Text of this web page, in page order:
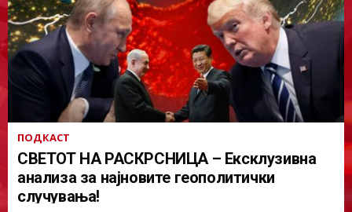
ПОДКАСТ
СВЕТОТ НА РАСКРСНИЦА – Ексклузивна
анализа за најновите геополитички
случувања!